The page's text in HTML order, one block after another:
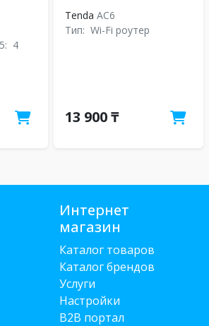
4
Tenda АС6
Тип: Wi-Fi роутер
13 900 ₸
Интернет
магазин
Каталог товаров
Каталог брендов
Услуги
Настройки
B2B портал